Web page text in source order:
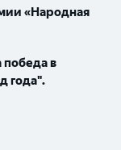
«Народная
победа в
года".